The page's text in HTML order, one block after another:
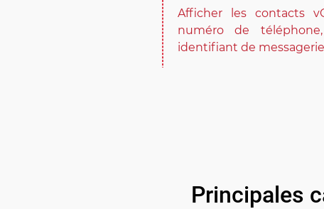
Afficher les contacts
numéro de
identifiant de
Principales